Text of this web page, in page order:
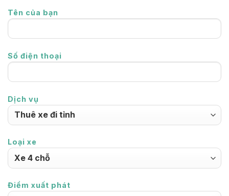
Tên của bạn
Số điện thoại
Dịch vụ
Loại xe
Điểm xuất phát